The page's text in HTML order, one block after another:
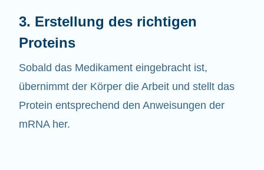
3. Erstellung des richtigen
Proteins
Sobald das Medikament eingebracht ist,
übernimmt der Körper die Arbeit und stellt das
Protein entsprechend den Anweisungen der
mRNA her.